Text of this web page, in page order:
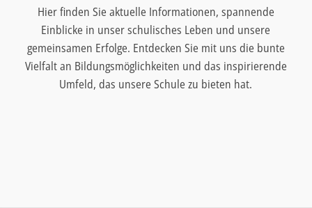
Hier finden Sie aktuelle Informationen, spannende
Einblicke in unser schulisches Leben und unsere
gemeinsamen Erfolge. Entdecken Sie mit uns die bunte
Vielfalt an Bildungsmöglichkeiten und das inspirierende
Umfeld, das unsere Schule zu bieten hat.